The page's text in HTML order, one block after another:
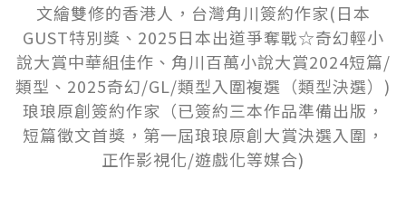
文繪雙修的香港人，台灣角川簽約作家(日本
GUST特別獎、2025日本出道爭奪戰☆奇幻輕小
說大賞中華組佳作、角川百萬小說大賞2024短篇/
類型、2025奇幻/GL/類型入圍複選（類型決選）)
琅琅原創簽約作家（已簽約三本作品準備出版，
短篇徵文首獎，第一屆琅琅原創大賞決選入圍，
正作影視化/遊戲化等媒合)